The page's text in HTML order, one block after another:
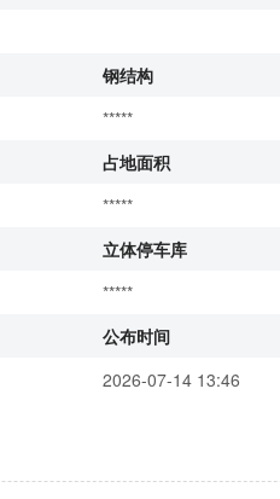
钢结构
*****
占地面积
*****
立体停车库
*****
公布时间
2026-07-14 13:46